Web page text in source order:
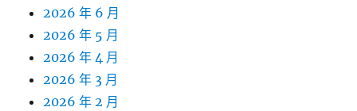
2026 年 6 月
2026 年 5 月
2026 年 4 月
2026 年 3 月
2026 年 2 月